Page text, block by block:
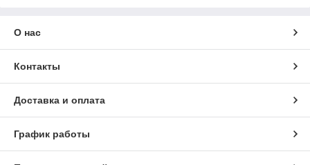
О нас
Контакты
Доставка и оплата
График работы